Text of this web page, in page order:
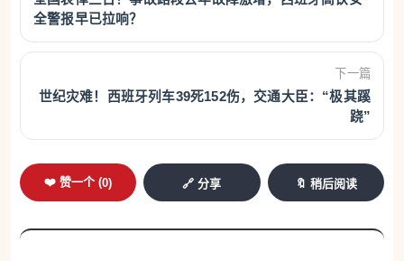
全警报早已拉响？
下一篇
世纪灾难！西班牙列车39死152伤，交通大臣：“极其蹊
跷”
❤️ 赞一个 (0) 🔗 分享 🔖 稍后阅读